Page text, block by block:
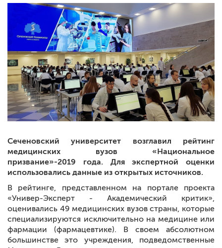
Сеченовский университет возглавил рейтинг
медицинских вузов «Национальное
призвание»-2019 года. Для экспертной оценки
использовались данные из открытых источников.
В рейтинге, представленном на портале проекта
«Универ-Эксперт - Академический критик»,
оценивались 49 медицинских вузов страны, которые
специализируются исключительно на медицине или
фармации (фармацевтике). В своем абсолютном
большинстве это учреждения, подведомственные